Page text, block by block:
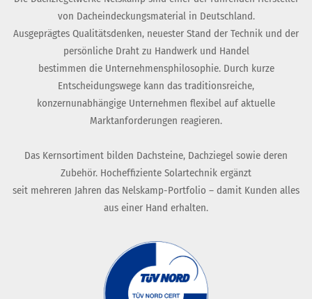
von Dacheindeckungsmaterial in Deutschland.
Ausgeprägtes Qualitätsdenken, neuester Stand der Technik und der
persönliche Draht zu Handwerk und Handel
bestimmen die Unternehmensphilosophie. Durch kurze
Entscheidungswege kann das traditionsreiche,
konzernunabhängige Unternehmen flexibel auf aktuelle
Marktanforderungen reagieren.
Das Kernsortiment bilden Dachsteine, Dachziegel sowie deren
Zubehör. Hocheffiziente Solartechnik ergänzt
seit mehreren Jahren das Nelskamp-Portfolio – damit Kunden alles
aus einer Hand erhalten.